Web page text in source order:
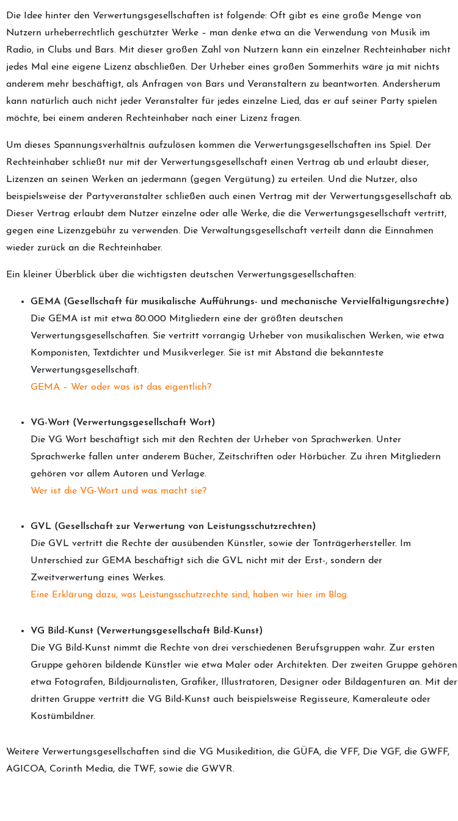
Die Idee hinter den Verwertungsgesellschaften ist folgende: Oft gibt es eine große Menge von
Nutzern urheberrechtlich geschützter Werke – man denke etwa an die Verwendung von Musik im
Radio, in Clubs und Bars. Mit dieser großen Zahl von Nutzern kann ein einzelner Rechteinhaber nicht
jedes Mal eine eigene Lizenz abschließen. Der Urheber eines großen Sommerhits wäre ja mit nichts
anderem mehr beschäftigt, als Anfragen von Bars und Veranstaltern zu beantworten. Andersherum
kann natürlich auch nicht jeder Veranstalter für jedes einzelne Lied, das er auf seiner Party spielen
möchte, bei einem anderen Rechteinhaber nach einer Lizenz fragen.
Um dieses Spannungsverhältnis aufzulösen kommen die Verwertungsgesellschaften ins Spiel. Der
Rechteinhaber schließt nur mit der Verwertungsgesellschaft einen Vertrag ab und erlaubt dieser,
Lizenzen an seinen Werken an jedermann (gegen Vergütung) zu erteilen. Und die Nutzer, also
beispielsweise der Partyveranstalter schließen auch einen Vertrag mit der Verwertungsgesellschaft ab.
Dieser Vertrag erlaubt dem Nutzer einzelne oder alle Werke, die die Verwertungsgesellschaft vertritt,
gegen eine Lizenzgebühr zu verwenden. Die Verwaltungsgesellschaft verteilt dann die Einnahmen
wieder zurück an die Rechteinhaber.
Ein kleiner Überblick über die wichtigsten deutschen Verwertungsgesellschaften:
GEMA (Gesellschaft für musikalische Aufführungs- und mechanische Vervielfältigungsrechte)
Die GEMA ist mit etwa 80.000 Mitgliedern eine der größten deutschen
Verwertungsgesellschaften. Sie vertritt vorrangig Urheber von musikalischen Werken, wie etwa
Komponisten, Textdichter und Musikverleger. Sie ist mit Abstand die bekannteste
Verwertungsgesellschaft.
GEMA – Wer oder was ist das eigentlich?
VG-Wort (Verwertungsgesellschaft Wort)
Die VG Wort beschäftigt sich mit den Rechten der Urheber von Sprachwerken. Unter
Sprachwerke fallen unter anderem Bücher, Zeitschriften oder Hörbücher. Zu ihren Mitgliedern
gehören vor allem Autoren und Verlage.
Wer ist die VG-Wort und was macht sie?
GVL (Gesellschaft zur Verwertung von Leistungsschutzrechten)
Die GVL vertritt die Rechte der ausübenden Künstler, sowie der Tonträgerhersteller. Im
Unterschied zur GEMA beschäftigt sich die GVL nicht mit der Erst-, sondern der
Zweitverwertung eines Werkes.
Eine Erklärung dazu, was Leistungsschutzrechte sind, haben wir hier im Blog.
VG Bild-Kunst (Verwertungsgesellschaft Bild-Kunst)
Die VG Bild-Kunst nimmt die Rechte von drei verschiedenen Berufsgruppen wahr. Zur ersten
Gruppe gehören bildende Künstler wie etwa Maler oder Architekten. Der zweiten Gruppe gehören
etwa Fotografen, Bildjournalisten, Grafiker, Illustratoren, Designer oder Bildagenturen an. Mit der
dritten Gruppe vertritt die VG Bild-Kunst auch beispielsweise Regisseure, Kameraleute oder
Kostümbildner.
Weitere Verwertungsgesellschaften sind die VG Musikedition, die GÜFA, die VFF, Die VGF, die GWFF,
AGICOA, Corinth Media, die TWF, sowie die GWVR.